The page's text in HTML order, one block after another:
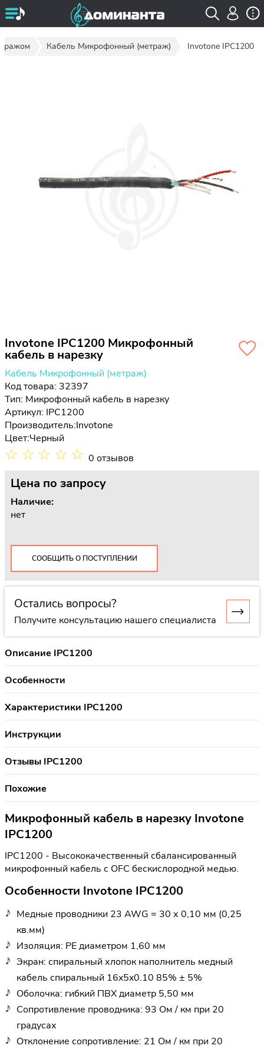
Кабель Микрофонный (метраж) Invotone IPC1200
Invotone IPC1200 Микрофонный
кабель в нарезку
Кабель Микрофонный (метраж)
Код товара: 32397
Тип: Микрофонный кабель в нарезку
Артикул: IPC1200
Производитель:Invotone
Цвет:Черный
☆ ☆ ☆ ☆ ☆ 0 отзывов
Цена по запросу
Наличие:
нет
СООБЩИТЬ О ПОСТУПЛЕНИИ
Остались вопросы?
Получите консультацию нашего специалиста
Описание IPC1200
Особенности
Характеристики IPC1200
Инструкции
Отзывы IPC1200
Похожие
Микрофонный кабель в нарезку Invotone
IPC1200
IPC1200 - Высококачественный сбалансированный
микрофонный кабель с OFC бескислородной медью.
Особенности Invotone IPC1200
Медные проводники 23 AWG = 30 х 0,10 мм (0,25
кв.мм)
Изоляция: PE диаметром 1,60 мм
Экран: спиральный хлопок наполнитель медный
кабель спиральный 16x5x0.10 85% ± 5%
Оболочка: гибкий ПВХ диаметр 5,50 мм
Сопротивление проводника: 93 Ом / км при 20
градусах
Отклонение сопротивление: 21 Ом / км при 20